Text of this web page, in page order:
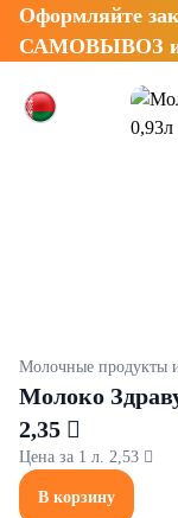
Оформляйте
САМОВЫВОЗ и
Молочные продукты
Молоко
2,35 
Цена за 1 л. 2,53 
В корзину